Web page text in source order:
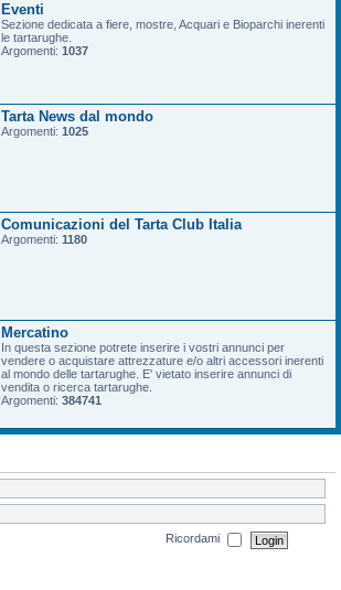
Eventi
Sezione dedicata a fiere, mostre, Acquari e Bioparchi inerenti
le tartarughe.
Argomenti: 1037
Tarta News dal mondo
Argomenti: 1025
Comunicazioni del Tarta Club Italia
Argomenti: 1180
Mercatino
In questa sezione potrete inserire i vostri annunci per
vendere o acquistare attrezzature e/o altri accessori inerenti
al mondo delle tartarughe. E' vietato inserire annunci di
vendita o ricerca tartarughe.
Argomenti: 384741
Ricordami